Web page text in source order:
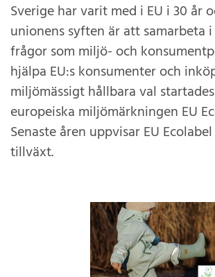
Sverige har varit med i EU i 30 år
unionens syften är att samarbeta
frågor som miljö- och
hjälpa EU:s konsumenter och
miljömässigt hållbara val
europeiska miljömärkningen EU
Senaste åren uppvisar EU
tillväxt.